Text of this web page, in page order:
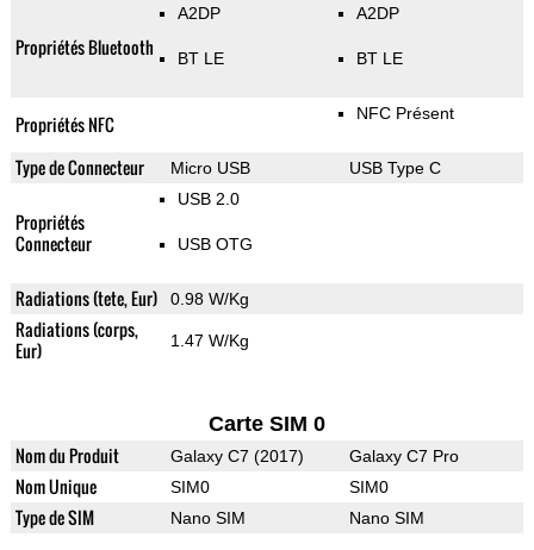
Propriétés Bluetooth
A2DP
BT LE
A2DP
BT LE
Propriétés NFC NFC Présent
Type de Connecteur Micro USB USB Type C
Propriétés
Connecteur
USB 2.0
USB OTG
Radiations (tete, Eur) 0.98 W/Kg
Radiations (corps,
Eur)
1.47 W/Kg
Carte SIM 0
Nom du Produit Galaxy C7 (2017) Galaxy C7 Pro
Nom Unique SIM0 SIM0
Type de SIM Nano SIM Nano SIM